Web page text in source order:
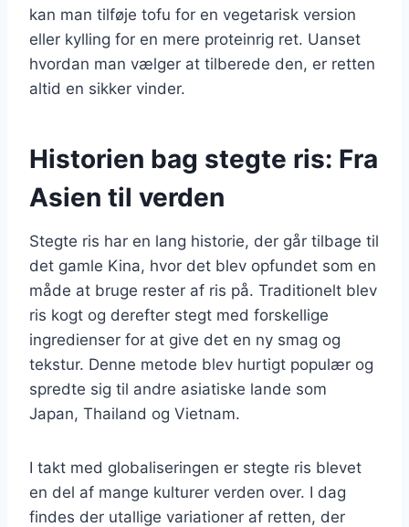
kan man tilføje tofu for en vegetarisk version
eller kylling for en mere proteinrig ret. Uanset
hvordan man vælger at tilberede den, er retten
altid en sikker vinder.
Historien bag stegte ris: Fra
Asien til verden
Stegte ris har en lang historie, der går tilbage til
det gamle Kina, hvor det blev opfundet som en
måde at bruge rester af ris på. Traditionelt blev
ris kogt og derefter stegt med forskellige
ingredienser for at give det en ny smag og
tekstur. Denne metode blev hurtigt populær og
spredte sig til andre asiatiske lande som
Japan, Thailand og Vietnam.
I takt med globaliseringen er stegte ris blevet
en del af mange kulturer verden over. I dag
findes der utallige variationer af retten, der